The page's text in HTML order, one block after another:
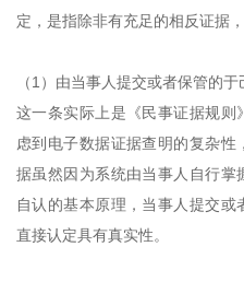
定，是指除非有充足的相反证据
（1）由当事人提交或者保管的
这一条实际上是《民事证据规
虑到电子数据证据查明的复杂
据虽然因为系统由当事人自行掌
自认的基本原理，当事人提交
直接认定具有真实性。